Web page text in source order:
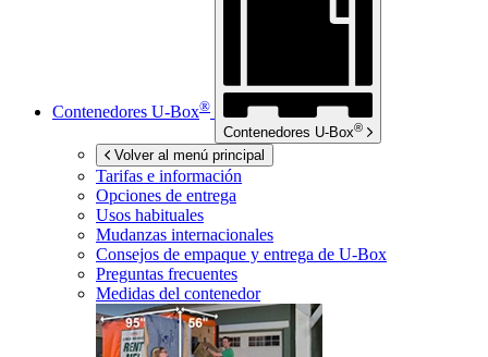
Contenedores U-Box®
Contenedores U-Box®
Volver al menú principal
Tarifas e información
Opciones de entrega
Usos habituales
Mudanzas internacionales
Consejos de empaque y entrega de U-Box
Preguntas frecuentes
Medidas del contenedor